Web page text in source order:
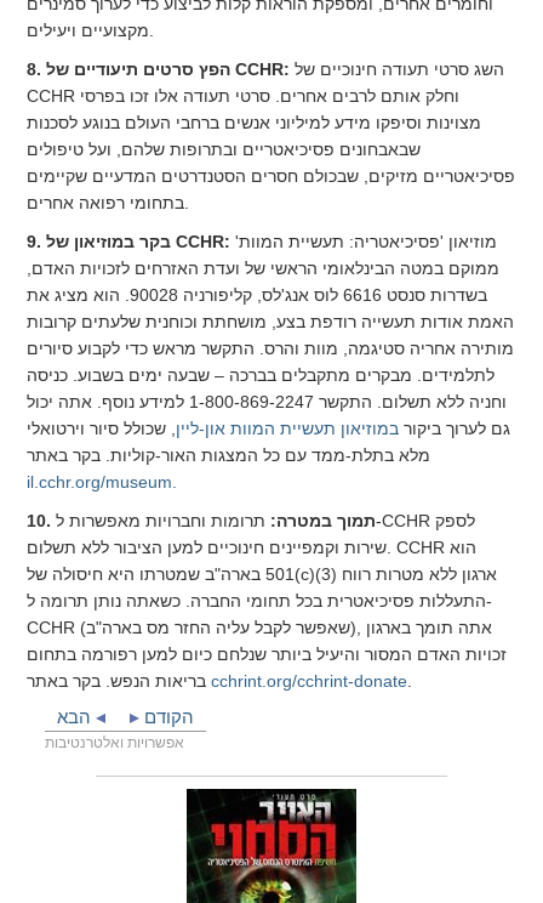
וחומרים אחרים, ומספקת הוראות קלות לביצוע כדי לערוך סמינרים
מקצועיים ויעילים.
8. הפץ סרטים תיעודיים של CCHR: השג סרטי תעודה חינוכיים של
CCHR וחלק אותם לרבים אחרים. סרטי תעודה אלו זכו בפרסי
מצוינות וסיפקו מידע למיליוני אנשים ברחבי העולם בנוגע לסכנות
שבאבחונים פסיכיאטריים ובתרופות שלהם, ועל טיפולים
פסיכיאטריים מזיקים, שבכולם חסרים הסטנדרטים המדעיים שקיימים
בתחומי רפואה אחרים.
9. בקר במוזיאון של CCHR: מוזיאון 'פסיכיאטריה: תעשיית המוות'
ממוקם במטה הבינלאומי הראשי של ועדת האזרחים לזכויות האדם,
בשדרות סנסט 6616 לוס אנג'לס, קליפורניה 90028. הוא מציג את
האמת אודות תעשייה רודפת בצע, מושחתת וכוחנית שלעתים קרובות
מותירה אחריה סטיגמה, מוות והרס. התקשר מראש כדי לקבוע סיורים
לתלמידים. מבקרים מתקבלים בברכה – שבעה ימים בשבוע. כניסה
וחניה ללא תשלום. התקשר 1-800-869-2247 למידע נוסף. אתה יכול
גם לערוך ביקור במוזיאון תעשיית המוות און-ליין, שכולל סיור וירטואלי
מלא בתלת-ממד עם כל המצגות האור-קוליות. בקר באתר
il.cchr.org/museum.
10. תמוך במטרה: תרומות וחברויות מאפשרות ל-CCHR לספק
שירות וקמפיינים חינוכיים למען הציבור ללא תשלום. CCHR הוא
ארגון ללא מטרות רווח 501(c)(3)בארה"ב שמטרתו היא חיסולה של
התעללות פסיכיאטרית בכל תחומי החברה. כשאתה נותן תרומה ל-
CCHR (שאפשר לקבל עליה החזר מס בארה"ב), אתה תומך בארגון
זכויות האדם המסור והיעיל ביותר שנלחם כיום למען רפורמה בתחום
בריאות הנפש. בקר באתרcchrint.org/cchrint-donate.
הבא הקודם
אפשרויות ואלטרנטיבות